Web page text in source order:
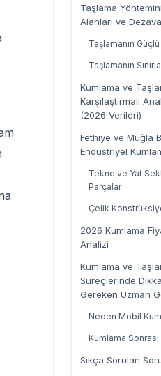
Taşlama
Alanları ve
Taşlamanın
Taşlamanın
Kumlama ve
Karşılaştırmalı
(2026 Verileri)
Fethiye ve Muğla
Endüstriyel
Tekne ve Yat
Parçalar
Çelik
2026 Kumlama
Analizi
Kumlama ve
Süreçlerinde
Gereken Uzman
Neden Mobil
Kumlama
Sıkça Sorulan